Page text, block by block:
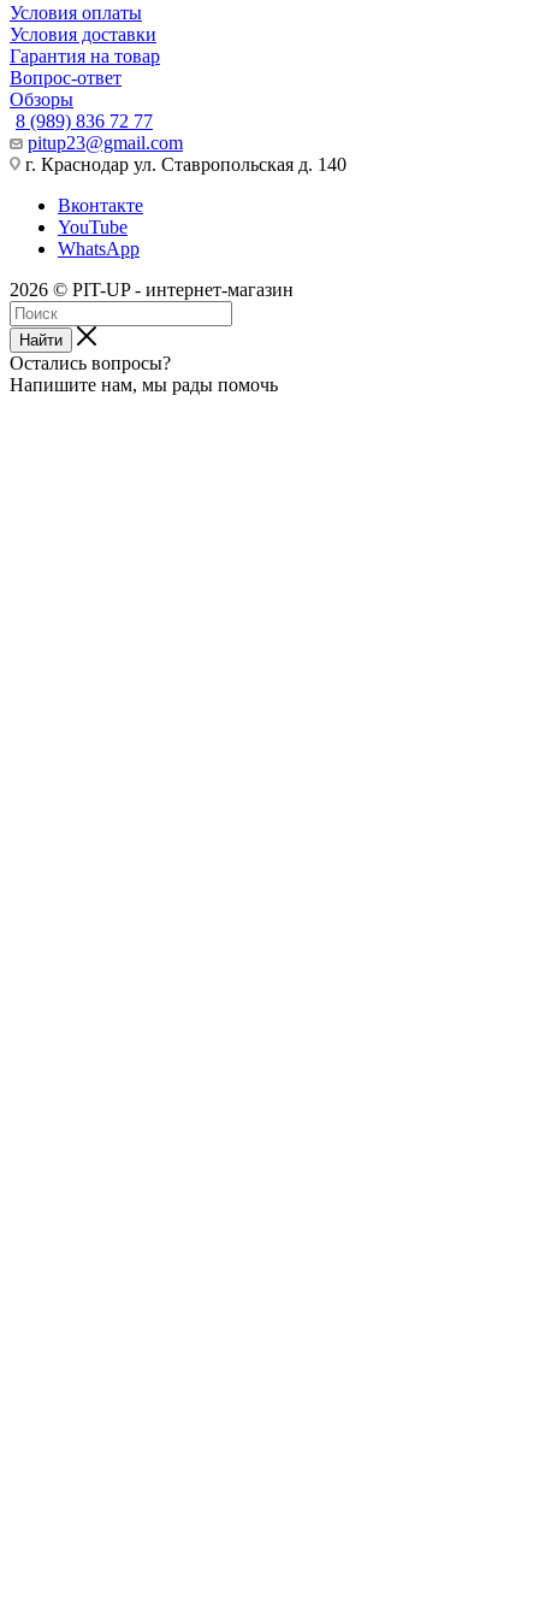
Условия оплаты
Условия доставки
Гарантия на товар
Вопрос-ответ
Обзоры
8 (989) 836 72 77
pitup23@gmail.com
г. Краснодар ул. Ставропольская д. 140
Вконтакте
YouTube
WhatsApp
2026 © PIT-UP - интернет-магазин
Найти
Остались вопросы?
Напишите нам, мы рады помочь